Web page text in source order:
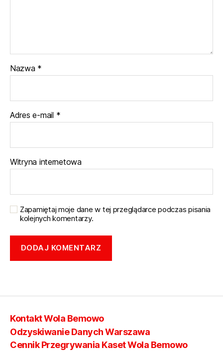
Nazwa *
Adres e-mail *
Witryna internetowa
Zapamiętaj moje dane w tej przeglądarce podczas pisania
kolejnych komentarzy.
Kontakt Wola Bemowo
Odzyskiwanie Danych Warszawa
Cennik Przegrywania Kaset Wola Bemowo